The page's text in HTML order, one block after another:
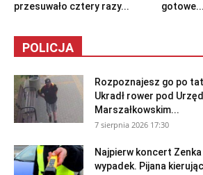
przesuwało cztery razy...
gotowe...
POLICJA
Rozpoznajesz go po
Ukradł rower pod
Marszałkowskim...
7 sierpnia 2026 17:30
Najpierw koncert
wypadek. Pijana